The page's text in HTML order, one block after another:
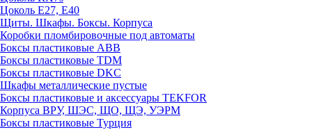
Цоколь Е27, E40
Щиты. Шкафы. Боксы. Корпуса
Коробки пломбировочные под автоматы
Боксы пластиковые ABB
Боксы пластиковые TDM
Боксы пластиковые DKC
Шкафы металлические пустые
Боксы пластиковые и аксессуары TEKFOR
Корпуса ВРУ, ШЭС, ЩО, ЩЭ, УЭРМ
Боксы пластиковые Турция